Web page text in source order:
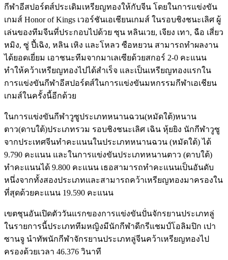
กีฬาอีสปอร์ตส์ประเดิมเหรียญทองให้กับจีน โดยในการแข่งขัน
เกมส์ Honor of Kings เวอร์ชันเอเชียนเกมส์ ในรอบชิงชนะเลิศ ผู้
เล่นของทีมจีนที่ประกอบไปด้วย ซุน หลินเวย, เจียง เทา, ฉือ เสี่ยว
หมิง, ซู่ ปี้เฉิง, หลิน เหิง และโหลว ซือหยวน สามารถทำผลงาน
ได้ยอดเยี่ยม เอาชนะทีมจากมาเลเซียด้วยสกอร์ 2-0 คะแนน
ทำให้คว้าเหรียญทองไปได้สำเร็จ และเป็นเหรียญทองแรกใน
การแข่งขันกีฬาอีสปอร์ตส์ในการแข่งขันมหกรรมกีฬาเอเชียน
เกมส์ในครั้งนี้อีกด้วย
ในการแข่งขันกีฬาวูซูประเภทหนานฉวน(หมัดใต้)หนาน
ตาว(ดาบใต้)ประเภทรวม รอบชิงชนะเลิศ เฉิน หุ้ยยิง นักกีฬาวูซู
จากประเทศจีนทำคะแนนในประเภทหนานฉวน (หมัดใต้) ได้
9.790 คะแนน และในการแข่งขันประเภทหนานตาว (ดาบใต้)
ทำคะแนนได้ 9.800 คะแนน เธอสามารถทำคะแนนเป็นอันดับ
หนึ่งจากทั้งสองประเภทและสามารถคว้าเหรียญทองมาครองใน
ที่สุดด้วยคะแนน 19.590 คะแนน
เขตชุนอันเปิดตัววันแรกของการแข่งขันปั่นจักรยานประเภทลู่
ในรายการนี้ประเภททีมหญิงมีนักกีฬาดีกรีแชมป์โอลิมปิก เปา
ซานจู นำทัพนักกีฬาจักรยานประเภทลู่จีนคว้าเหรียญทองไป
ครองด้วยเวลา 46.376 วินาที